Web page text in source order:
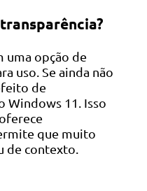
uma opção de
uso. Se ainda não
de
Windows 11. Isso
que muito
de contexto.